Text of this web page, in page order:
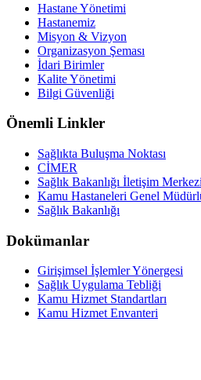
Hastane Yönetimi
Hastanemiz
Misyon & Vizyon
Organizasyon Şeması
İdari Birimler
Kalite Yönetimi
Bilgi Güvenliği
Önemli Linkler
Sağlıkta Buluşma Noktası
CİMER
Sağlık Bakanlığı İletişim
Kamu Hastaneleri Genel
Sağlık Bakanlığı
Dokümanlar
Girişimsel İşlemler Yönergesi
Sağlık Uygulama Tebliği
Kamu Hizmet Standartları
Kamu Hizmet Envanteri